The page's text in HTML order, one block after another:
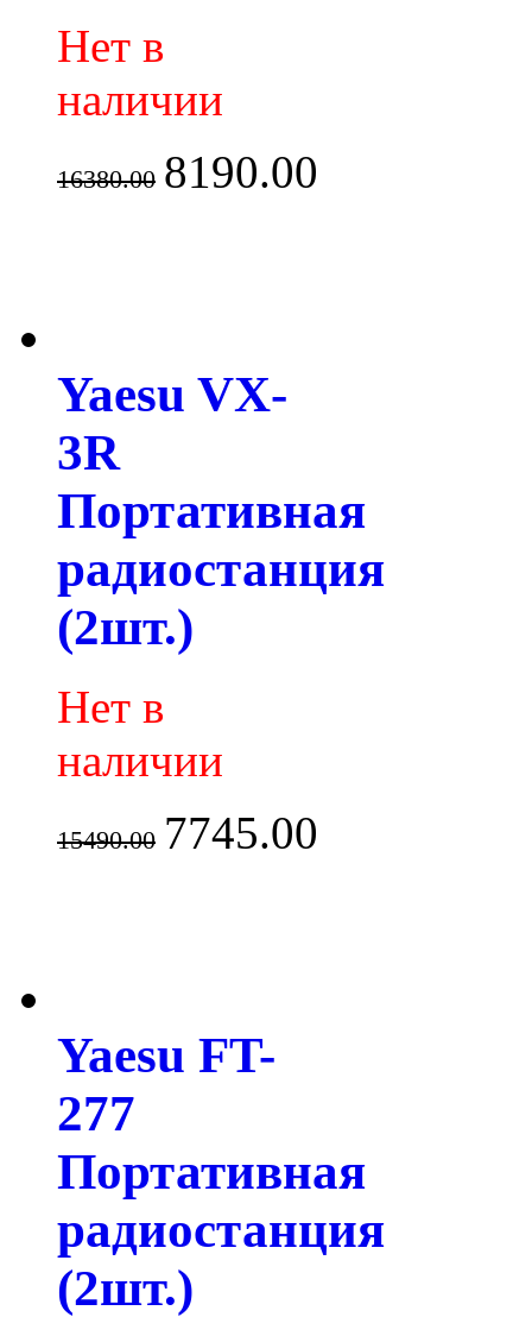
Нет в
наличии
16380.00 8190.00
Yaesu VX-
3R
Портативная
радиостанция
(2шт.)
Нет в
наличии
15490.00 7745.00
Yaesu FT-
277
Портативная
радиостанция
(2шт.)